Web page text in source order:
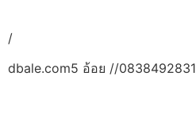
/
dbale.com5 อ้อย //0838492831